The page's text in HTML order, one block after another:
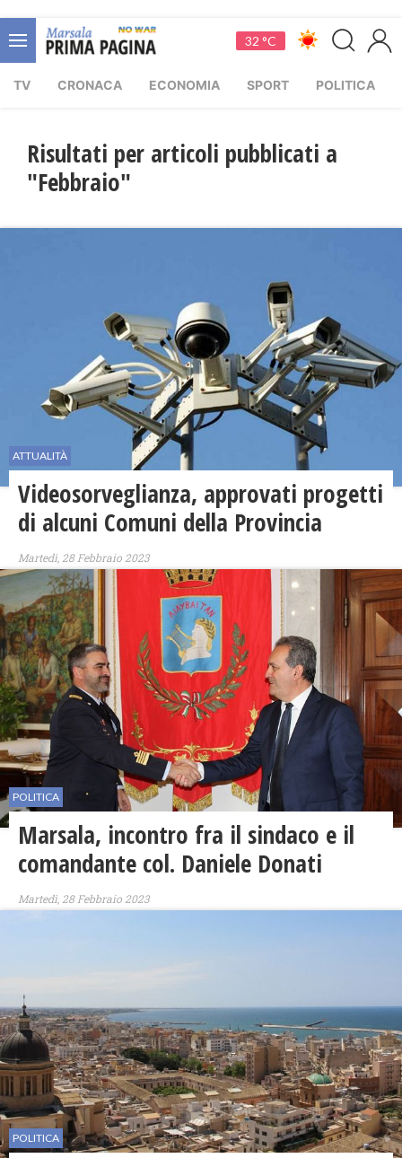
32 °C
TV CRONACA ECONOMIA SPORT POLITICA
Risultati per articoli pubblicati a
"Febbraio"
ATTUALITÀ
Videosorveglianza, approvati progetti
di alcuni Comuni della Provincia
Martedì, 28 Febbraio 2023
POLITICA
Marsala, incontro fra il sindaco e il
comandante col. Daniele Donati
Martedì, 28 Febbraio 2023
POLITICA